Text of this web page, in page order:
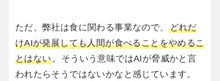
ただ、弊社は食に関わる事業なので、 どれだ
けAIが発展しても人間が食べることをやめるこ
とはない。そういう意味ではAIが脅威かと言
われたらそうではないかなと感じています。